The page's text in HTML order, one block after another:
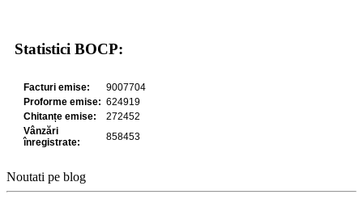
Statistici BOCP:
Noutati pe blog